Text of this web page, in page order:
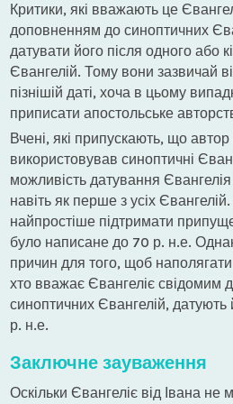
Критики, які вважають це
доповненням до синоптичних
датувати його після одного або
Євангелій. Тому вони зазвичай
пізнішій даті, хоча в цьому
приписати апостольське
Вчені, які припускають, що
використовував синоптичні
можливість датування
навіть як перше з усіх
найпростіше підтримати
було написане до 70 р. н.е.
причин для того, щоб наполягати
хто вважає Євангеліє свідомим
синоптичних Євангелій, датують
р. н.е.
Заключне зауваження
Оскільки Євангеліє від Івана